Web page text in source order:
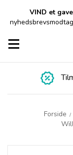
VIND et
Toggle navigation
Forside /